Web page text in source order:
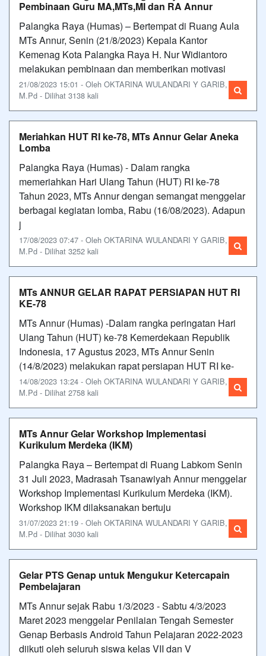
Pembinaan Guru MA,MTs,MI dan RA Annur
Palangka Raya (Humas) – Bertempat di Ruang Aula
MTs Annur, Senin (21/8/2023) Kepala Kantor
Kemenag Kota Palangka Raya H. Nur Widiantoro
melakukan pembinaan dan memberikan motivasi
21/08/2023 15:01 - Oleh OKTARINA WULANDARI Y GARIB,
M.Pd - Dilihat 3138 kali
Meriahkan HUT RI ke-78, MTs Annur Gelar Aneka
Lomba
Palangka Raya (Humas) - Dalam rangka
memeriahkan Hari Ulang Tahun (HUT) RI ke-78
Tahun 2023, MTs Annur dengan semangat menggelar
berbagai kegiatan lomba, Rabu (16/08/2023). Adapun
j
17/08/2023 07:47 - Oleh OKTARINA WULANDARI Y GARIB,
M.Pd - Dilihat 3252 kali
MTs ANNUR GELAR RAPAT PERSIAPAN HUT RI
KE-78
MTs Annur (Humas) -Dalam rangka peringatan Hari
Ulang Tahun (HUT) ke-78 Kemerdekaan Republik
Indonesia, 17 Agustus 2023, MTs Annur Senin
(14/8/2023) melakukan rapat persiapan HUT RI ke-
14/08/2023 13:24 - Oleh OKTARINA WULANDARI Y GARIB,
M.Pd - Dilihat 2758 kali
MTs Annur Gelar Workshop Implementasi
Kurikulum Merdeka (IKM)
Palangka Raya – Bertempat di Ruang Labkom Senin
31 Juli 2023, Madrasah Tsanawiyah Annur menggelar
Workshop Implementasi Kurikulum Merdeka (IKM).
Workshop IKM dilaksanakan bertuju
31/07/2023 21:19 - Oleh OKTARINA WULANDARI Y GARIB,
M.Pd - Dilihat 3030 kali
Gelar PTS Genap untuk Mengukur Ketercapain
Pembelajaran
MTs Annur sejak Rabu 1/3/2023 - Sabtu 4/3/2023
Maret 2023 menggelar Penilaian Tengah Semester
Genap Berbasis Android Tahun Pelajaran 2022-2023
diikuti oleh seluruh siswa kelas VII dan V